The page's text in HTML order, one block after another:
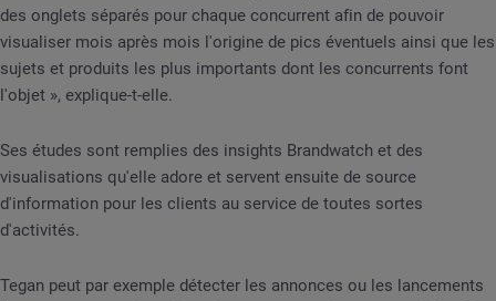
des onglets séparés pour chaque concurrent afin de pouvoir
visualiser mois après mois l'origine de pics éventuels ainsi que les
sujets et produits les plus importants dont les concurrents font
l'objet », explique-t-elle.
Ses études sont remplies des insights Brandwatch et des
visualisations qu'elle adore et servent ensuite de source
d'information pour les clients au service de toutes sortes
d'activités.
Tegan peut par exemple détecter les annonces ou les lancements